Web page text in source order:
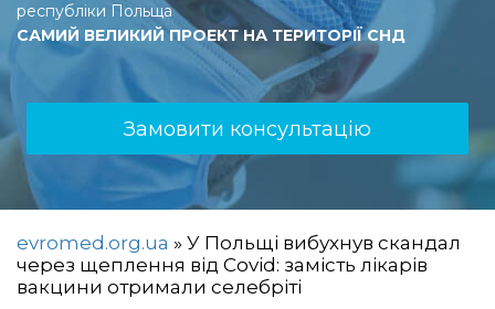
республіки Польща
САМИЙ ВЕЛИКИЙ ПРОЕКТ НА ТЕРИТОРІЇ СНД
Замовити консультацію
evromed.org.ua » У Польщі вибухнув скандал
через щеплення від Covid: замість лікарів
вакцини отримали селебріті